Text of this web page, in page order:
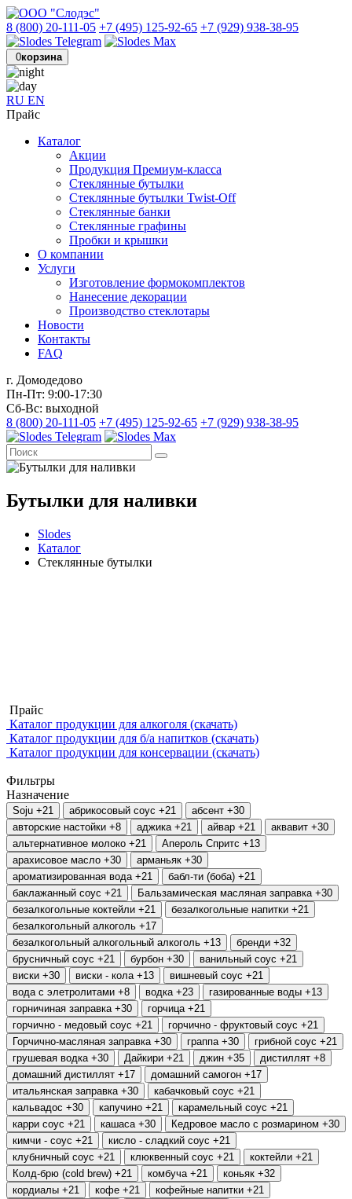
8 (800) 20-111-05 +7 (495) 125-92-65 +7 (929) 938-38-95
0корзина
RU EN
Прайс
Каталог
Акции
Продукция Премиум-класса
Стеклянные бутылки
Стеклянные бутылки Twist-Off
Стеклянные банки
Стеклянные графины
Пробки и крышки
О компании
Услуги
Изготовление формокомплектов
Нанесение декорации
Производство стеклотары
Новости
Контакты
FAQ
г. Домодедово
Пн-Пт: 9:00-17:30
Сб-Вс: выходной
8 (800) 20-111-05 +7 (495) 125-92-65 +7 (929) 938-38-95
Бутылки для наливки
Slodes
Каталог
Стеклянные бутылки
Прайс
Каталог продукции для алкоголя (скачать)
Каталог продукции для б/а напитков (скачать)
Каталог продукции для консервации (скачать)
Фильтры
Назначение
Soju +21 абрикосовый соус +21 абсент +30
авторские настойки +8 аджика +21 айвар +21 аквавит +30
альтернативное молоко +21 Апероль Спритс +13
арахисовое масло +30 арманьяк +30
ароматизированная вода +21 бабл-ти (боба) +21
баклажанный соус +21 Бальзамическая масляная заправка +30
безалкогольные коктейли +21 безалкогольные напитки +21
безалкогольный алкоголь +17
безалкогольный алкогольный алкоголь +13 бренди +32
брусничный соус +21 бурбон +30 ванильный соус +21
виски +30 виски - кола +13 вишневый соус +21
вода с элетролитами +8 водка +23 газированные воды +13
горничиная заправка +30 горчица +21
горчично - медовый соус +21 горчично - фруктовый соус +21
Горчично-масляная заправка +30 граппа +30 грибной соус +21
грушевая водка +30 Дайкири +21 джин +35 дистиллят +8
домашний дистиллят +17 домашний самогон +17
итальянская заправка +30 кабачковый соус +21
кальвадос +30 капучино +21 карамельный соус +21
карри соус +21 кашаса +30 Кедровое масло с розмарином +30
кимчи - соус +21 кисло - сладкий соус +21
клубничный соус +21 клюквенный соус +21 коктейли +21
Колд-брю (cold brew) +21 комбуча +21 коньяк +32
кордиалы +21 кофе +21 кофейные напитки +21